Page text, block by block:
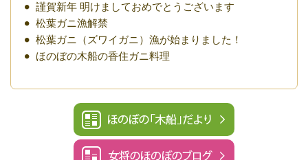
謹賀新年 明けましておめでとうございます
松葉ガニ漁解禁
松葉ガニ（ズワイガニ）漁が始まりました！
ほのぼの木船の香住ガニ料理